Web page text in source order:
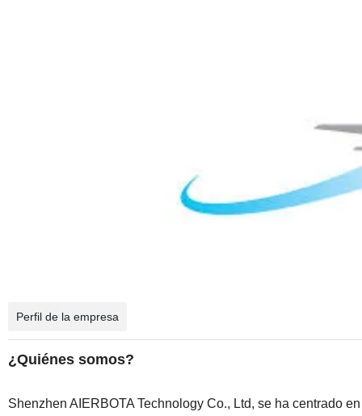
Perfil de la empresa
¿Quiénes somos?
Shenzhen AIERBOTA Technology Co., Ltd, se ha centrado